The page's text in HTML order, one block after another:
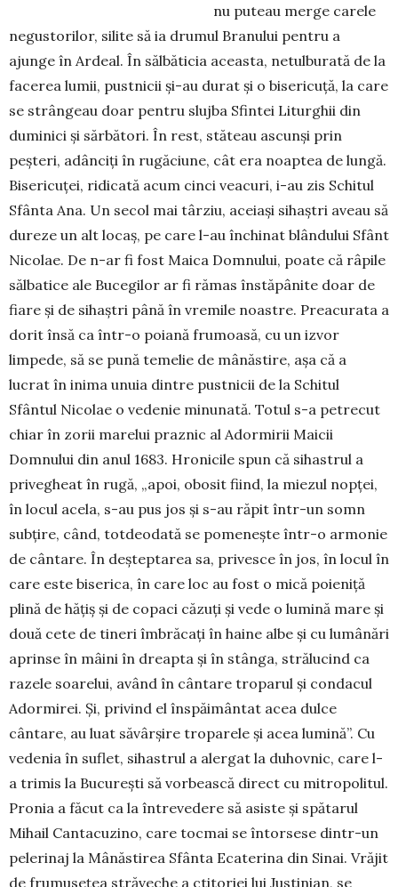
nu puteau merge carele
negus­to­rilor, silite să ia drumul Branului pentru a
ajunge în Ardeal. În sălbăticia aceasta, netulburată de la
facerea lumii, pustnicii și-au durat și o bisericuță, la care
se strângeau doar pentru slujba Sfintei Litur­ghii din
duminici și sărbători. În rest, stăteau as­cunși prin
peșteri, adânciți în rugăciune, cât era noaptea de lungă.
Bisericuței, ridicată acum cinci veacuri, i-au zis Schitul
Sfânta Ana. Un secol mai târziu, aceiași sihaștri aveau să
dureze un alt locaș, pe care l-au închinat blândului Sfânt
Nicolae. De n-ar fi fost Maica Domnului, poate că râpile
sălbati­ce ale Bucegilor ar fi rămas înstăpânite doar de
fiare și de sihaștri până în vremile noastre. Preacurata a
dorit însă ca într-o poiană frumoasă, cu un izvor
limpede, să se pună temelie de mânăstire, așa că a
lucrat în inima unuia dintre pustnicii de la Schitul
Sfântul Nicolae o vedenie minunată. Totul s-a petre­cut
chiar în zorii marelui praznic al Adormirii Mai­cii
Domnului din anul 1683. Hronicile spun că sihastrul a
prive­gheat în rugă, „apoi, obosit fiind, la miezul nop­ţei,
în lo­cul acela, s-au pus jos şi s-au răpit într-un somn
subţire, când, totdeo­dată se pome­neşte într-o armonie
de cântare. În deştep­ta­rea sa, privesce în jos, în locul în
care este biserica, în care loc au fost o mică poieniţă
plină de hă­ţiş şi de copaci căzuţi şi vede o lu­mină mare şi
două cete de tineri îmbră­caţi în hai­ne albe şi cu lu­mânări
aprinse în mâini în dreapta şi în stânga, strălu­cind ca
razele soa­relui, a­vând în cân­tare troparul şi con­dacul
Adormirei. Şi, privind el înspăi­mân­tat acea dulce
cântare, au luat să­vâr­şire troparele şi acea lumină”. Cu
ve­denia în suflet, sihastrul a alergat la duhovnic, care l-
a tri­mis la București să vorbească direct cu mitropolitul.
Pronia a făcut ca la întreve­de­re să asiste și spătarul
Mihail Cantacuzino, care tocmai se întorsese dintr-un
pelerinaj la Mânăstirea Sfânta Ecaterina din Sinai. Vrăjit
de frumusețea străveche a ctitoriei lui Justinian, se